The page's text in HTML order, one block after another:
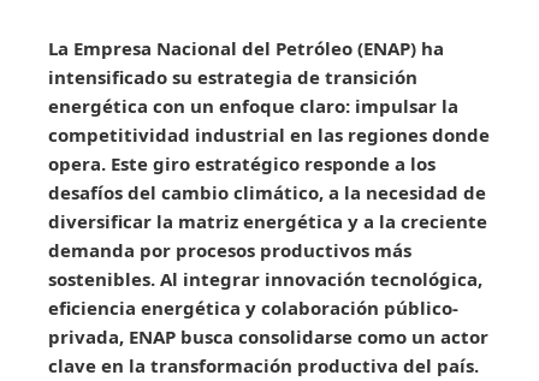
La Empresa Nacional del Petróleo (ENAP) ha
intensificado su estrategia de transición
energética con un enfoque claro: impulsar la
competitividad industrial en las regiones donde
opera. Este giro estratégico responde a los
desafíos del cambio climático, a la necesidad de
diversificar la matriz energética y a la creciente
demanda por procesos productivos más
sostenibles. Al integrar innovación tecnológica,
eficiencia energética y colaboración público-
privada, ENAP busca consolidarse como un actor
clave en la transformación productiva del país.